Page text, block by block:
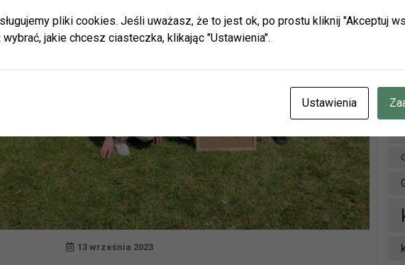
13 września 2023
Zapraszamy do naszych placówek w Herbach (ul. Lubliniecka) i w
W związku z zaplanowanymi urlopami pracowników godziny otwarcia
Informacje znajdziecie Państwo na naszej stronie internetowej i
JEDNOCZENIE INFORMUJEMY, ŻE W DNIACH 3-14 SIERPNIA
BIBLIOTEKA W HERBACH PRZY UL. LUBLINIECKIEJ BĘDZIE
GODZINACH 9:00-15:00
pliki cookies. Jeśli uważasz, że to jest ok, po prostu kliknij "Akceptuj
wybrać, jakie chcesz ciasteczka, klikając "Ustawienia".
Ustawienia